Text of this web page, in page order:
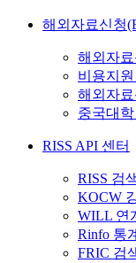
해외자료신청
해외자
비용지
해외자
중국대
RISS API 센터
RISS 검
KOCW
WILL 연
Rinfo 통
FRIC 검